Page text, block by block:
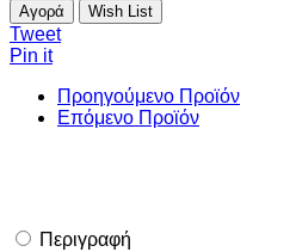
Αγορά Wish List
Tweet
Pin it
Προηγούμενο Προϊόν
Επόμενο Προϊόν
Περιγραφή